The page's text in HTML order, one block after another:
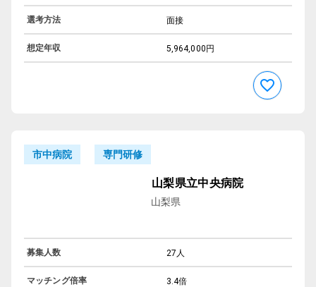
選考方法 面接
想定年収 5,964,000円
市中病院 専門研修
山梨県立中央病院
山梨県
募集人数 27人
マッチング倍率 3.4倍